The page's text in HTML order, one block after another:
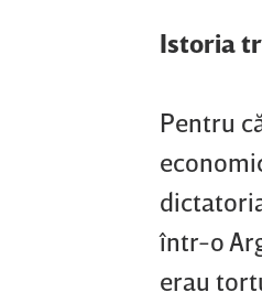
Istoria
Pentru
într-o
erau